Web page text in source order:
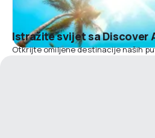
Istražite svijet sa Discover
Otkrijte omiljene destinacije naših